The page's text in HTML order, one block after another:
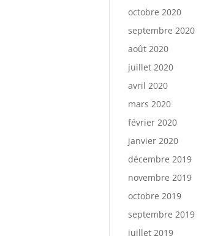
octobre 2020
septembre 2020
août 2020
juillet 2020
avril 2020
mars 2020
février 2020
janvier 2020
décembre 2019
novembre 2019
octobre 2019
septembre 2019
juillet 2019